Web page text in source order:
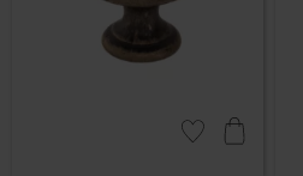
Lagre som favoritt